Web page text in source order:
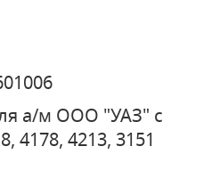
а/м ООО "УАЗ" с
4178, 4213, 3151